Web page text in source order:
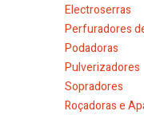
Electroserras
Perfuradores
Podadoras
Pulverizadores
Sopradores
Roçadoras e